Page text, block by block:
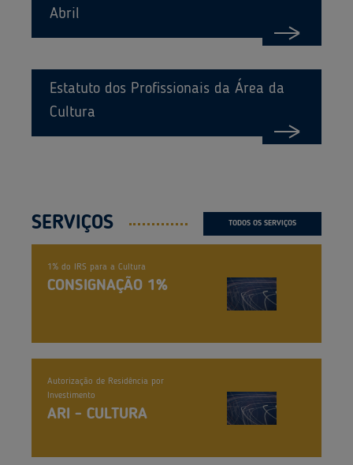
Abril
Estatuto dos Profissionais da Área da
Cultura
SERVIÇOS TODOS OS SERVIÇOS
1% do IRS para a Cultura
CONSIGNAÇÃO 1%
Autorização de Residência por
Investimento
ARI - CULTURA